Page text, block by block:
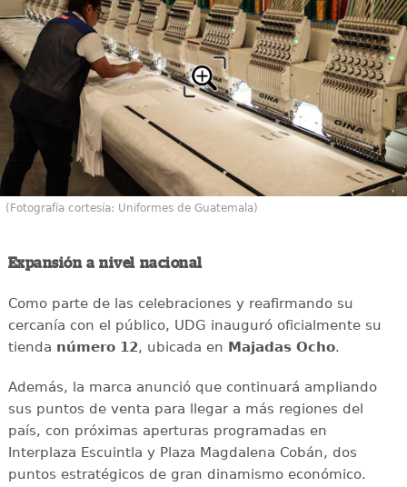
(Fotografía cortesía: Uniformes de Guatemala)
Expansión a nivel nacional
Como parte de las celebraciones y reafirmando su
cercanía con el público, UDG inauguró oficialmente su
tienda número 12, ubicada en Majadas Ocho.
Además, la marca anunció que continuará ampliando
sus puntos de venta para llegar a más regiones del
país, con próximas aperturas programadas en
Interplaza Escuintla y Plaza Magdalena Cobán, dos
puntos estratégicos de gran dinamismo económico.